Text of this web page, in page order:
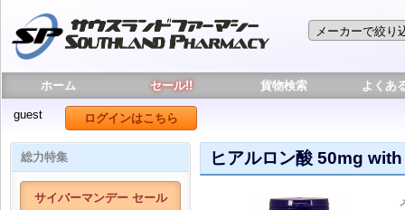
ホーム セール!! 貨物検索 よくあ
guest ログインはこちら
総力特集
サイバーマンデー セール
ヒアルロン酸 50mg